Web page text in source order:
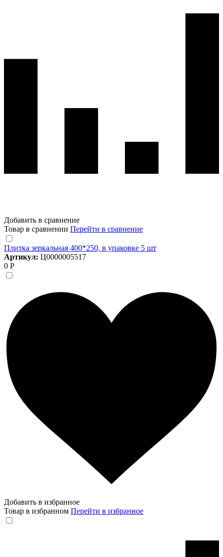
Добавить в сравнение
Товар в сравнении Перейти в сравнение
Плитка зеркальная 400*250, в упаковке 5 шт
Артикул: Ц0000005517
0 Р
Добавить в избранное
Товар в избранном Перейти в избранное